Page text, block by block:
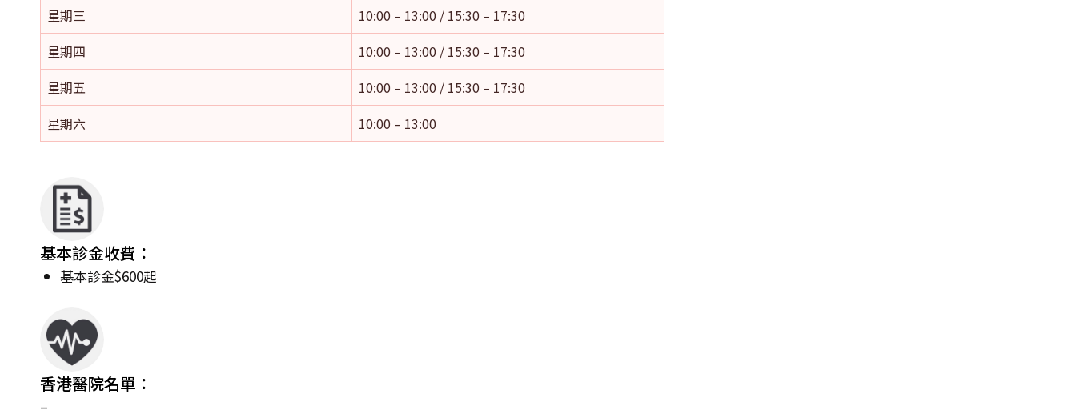
星期三
10:00 – 13:00 / 15:30 – 17:30
星期四
10:00 – 13:00 / 15:30 – 17:30
星期五
10:00 – 13:00 / 15:30 – 17:30
星期六
10:00 – 13:00
基本診金收費：
基本診金$600起
香港醫院名單：
–